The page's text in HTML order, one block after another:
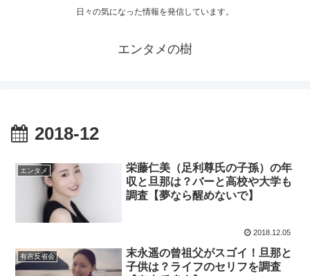
日々の気になった情報を発信しています。
エンタメの樹
2018-12
エンタメ
栄藤仁美（足利尊氏の子孫）の年
収と旦那は？バーと高校や大学も
調査【夢なら醒めないで】
2018.12.05
有吉反省会
末永遥の曾祖父がスゴイ！旦那と
子供は？ライフのセリフを調査